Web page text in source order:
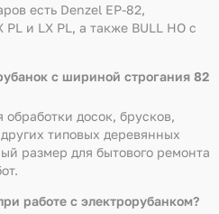
есть Denzel EP-82,
PL и LX PL, а также BULL HO с
с шириной строгания 82
досок, брусков,
типовых деревянных
размер для бытового ремонта
работе с электрорубанком?